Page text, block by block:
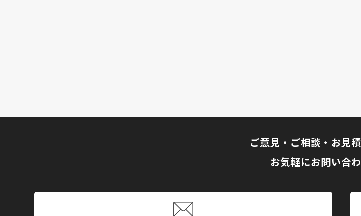
ご意見・ご相談・お見
お気軽にお問い合